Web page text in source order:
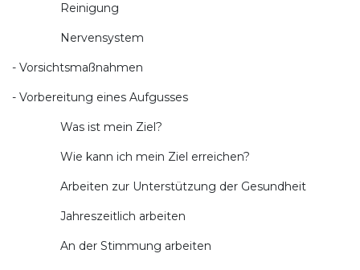
Reinigung
Nervensystem
- Vorsichtsmaßnahmen
- Vorbereitung eines Aufgusses
Was ist mein Ziel?
Wie kann ich mein Ziel erreichen?
Arbeiten zur Unterstützung der Gesundheit
Jahreszeitlich arbeiten
An der Stimmung arbeiten